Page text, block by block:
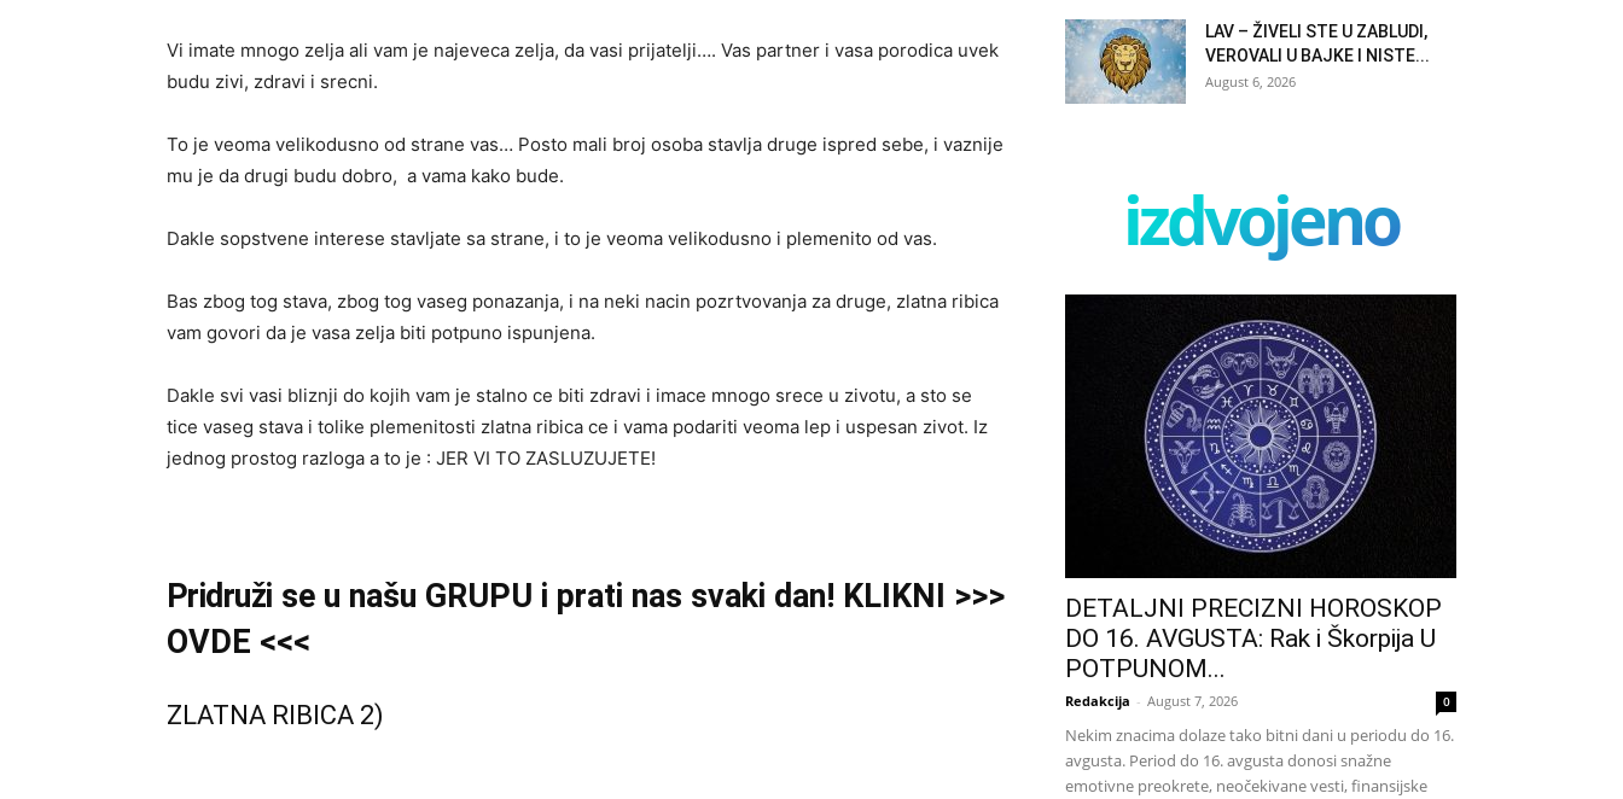
Vi imate mnogo zelja ali vam je najeveca zelja, da vasi prijatelji…. Vas partner i vasa porodica uvek
budu zivi, zdravi i srecni.
To je veoma velikodusno od strane vas… Posto mali broj osoba stavlja druge ispred sebe, i vaznije
mu je da drugi budu dobro, a vama kako bude.
Dakle sopstvene interese stavljate sa strane, i to je veoma velikodusno i plemenito od vas.
Bas zbog tog stava, zbog tog vaseg ponazanja, i na neki nacin pozrtvovanja za druge, zlatna ribica
vam govori da je vasa zelja biti potpuno ispunjena.
Dakle svi vasi bliznji do kojih vam je stalno ce biti zdravi i imace mnogo srece u zivotu, a sto se
tice vaseg stava i tolike plemenitosti zlatna ribica ce i vama podariti veoma lep i uspesan zivot. Iz
jednog prostog razloga a to je : JER VI TO ZASLUZUJETE!
Pridruži se u našu GRUPU i prati nas svaki dan! KLIKNI >>>
OVDE <<<
ZLATNA RIBICA 2)
LAV – ŽIVELI STE U ZABLUDI,
VEROVALI U BAJKE I NISTE...
August 6, 2026
izdvojeno
DETALJNI PRECIZNI HOROSKOP
DO 16. AVGUSTA: Rak i Škorpija U
POTPUNOM...
Redakcija - August 7, 2026 0
Nekim znacima dolaze tako bitni dani u periodu do 16.
avgusta. Period do 16. avgusta donosi snažne
emotivne preokrete, neočekivane vesti, finansijske